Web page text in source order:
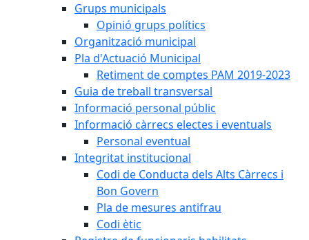
Grups municipals
Opinió grups polítics
Organització municipal
Pla d'Actuació Municipal
Retiment de comptes PAM 2019-2023
Guia de treball transversal
Informació personal públic
Informació càrrecs electes i eventuals
Personal eventual
Integritat institucional
Codi de Conducta dels Alts Càrrecs i
Bon Govern
Pla de mesures antifrau
Codi ètic